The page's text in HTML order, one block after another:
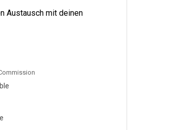
Austausch mit deinen